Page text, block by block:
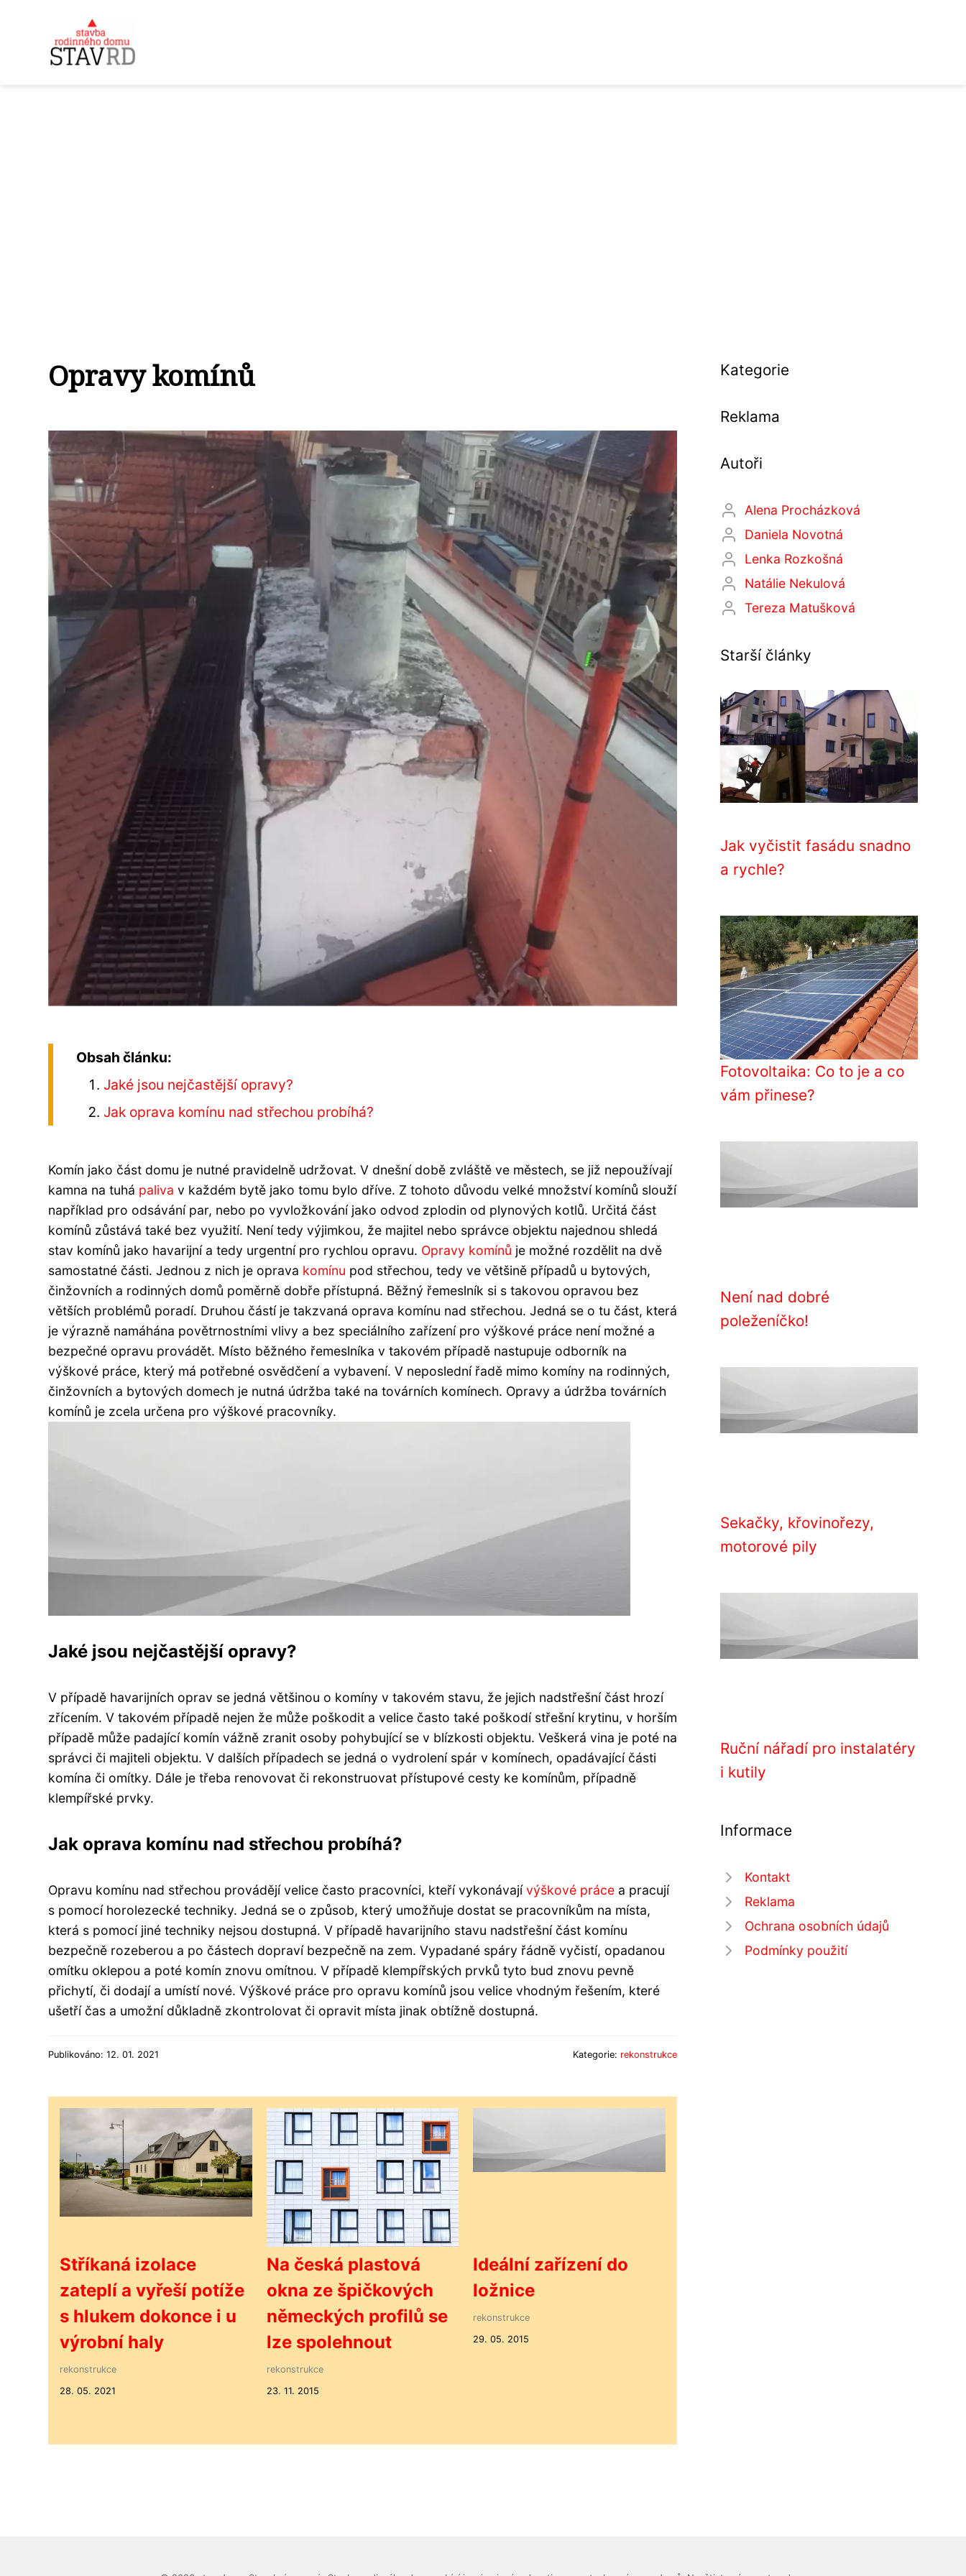
Opravy komínů
Obsah článku:
Jaké jsou nejčastější opravy?
Jak oprava komínu nad střechou probíhá?
Komín jako část domu je nutné pravidelně udržovat. V dnešní době zvláště ve městech, se již nepoužívají
kamna na tuhá paliva v každém bytě jako tomu bylo dříve. Z tohoto důvodu velké množství komínů slouží
například pro odsávání par, nebo po vyvložkování jako odvod zplodin od plynových kotlů. Určitá část
komínů zůstává také bez využití. Není tedy výjimkou, že majitel nebo správce objektu najednou shledá
stav komínů jako havarijní a tedy urgentní pro rychlou opravu. Opravy komínů je možné rozdělit na dvě
samostatné části. Jednou z nich je oprava komínu pod střechou, tedy ve většině případů u bytových,
činžovních a rodinných domů poměrně dobře přístupná. Běžný řemeslník si s takovou opravou bez
větších problémů poradí. Druhou částí je takzvaná oprava komínu nad střechou. Jedná se o tu část, která
je výrazně namáhána povětrnostními vlivy a bez speciálního zařízení pro výškové práce není možné a
bezpečné opravu provádět. Místo běžného řemeslníka v takovém případě nastupuje odborník na
výškové práce, který má potřebné osvědčení a vybavení. V neposlední řadě mimo komíny na rodinných,
činžovních a bytových domech je nutná údržba také na továrních komínech. Opravy a údržba továrních
komínů je zcela určena pro výškové pracovníky.
Jaké jsou nejčastější opravy?
V případě havarijních oprav se jedná většinou o komíny v takovém stavu, že jejich nadstřešní část hrozí
zřícením. V takovém případě nejen že může poškodit a velice často také poškodí střešní krytinu, v horším
případě může padající komín vážně zranit osoby pohybující se v blízkosti objektu. Veškerá vina je poté na
správci či majiteli objektu. V dalších případech se jedná o vydrolení spár v komínech, opadávající části
komína či omítky. Dále je třeba renovovat či rekonstruovat přístupové cesty ke komínům, případně
klempířské prvky.
Jak oprava komínu nad střechou probíhá?
Opravu komínu nad střechou provádějí velice často pracovníci, kteří vykonávajívýškové práce a pracují
s pomocí horolezecké techniky. Jedná se o způsob, který umožňuje dostat se pracovníkům na místa,
která s pomocí jiné techniky nejsou dostupná. V případě havarijního stavu nadstřešní část komínu
bezpečně rozeberou a po částech dopraví bezpečně na zem. Vypadané spáry řádně vyčistí, opadanou
omítku oklepou a poté komín znovu omítnou. V případě klempířských prvků tyto bud znovu pevně
přichytí, či dodají a umístí nové. Výškové práce pro opravu komínů jsou velice vhodným řešením, které
ušetří čas a umožní důkladně zkontrolovat či opravit místa jinak obtížně dostupná.
Publikováno: 12. 01. 2021 Kategorie: rekonstrukce
Stříkaná izolace
zateplí a vyřeší potíže
s hlukem dokonce i u
výrobní haly
rekonstrukce
28. 05. 2021
Na česká plastová
okna ze špičkových
německých profilů se
lze spolehnout
rekonstrukce
23. 11. 2015
Ideální zařízení do
ložnice
rekonstrukce
29. 05. 2015
Kategorie
Reklama
Autoři
Alena Procházková
Daniela Novotná
Lenka Rozkošná
Natálie Nekulová
Tereza Matušková
Starší články
Jak vyčistit fasádu snadno
a rychle?
Fotovoltaika: Co to je a co
vám přinese?
Není nad dobré
poleženíčko!
Sekačky, křovinořezy,
motorové pily
Ruční nářadí pro instalatéry
i kutily
Informace
Kontakt
Reklama
Ochrana osobních údajů
Podmínky použití